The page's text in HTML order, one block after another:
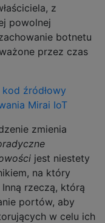
z
powolnej
botnetu
przez czas
źródłowy
Mirai IoT
zmienia
jest niestety
na który
rzeczą, którą
portów, aby
w celu ich